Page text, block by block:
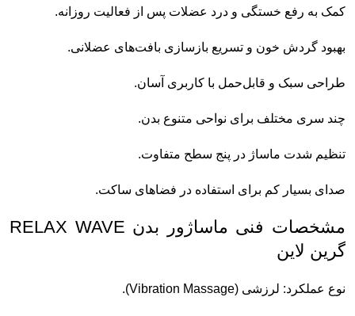
کمک به رفع خستگی و درد عضلات پس از فعالیت روزانه.
بهبود گردش خون و تسریع بازسازی بافت‌های عضلانی.
طراحی سبک و قابل‌حمل با کاربری آسان.
چند سری مختلف برای نواحی متنوع بدن.
تنظیم شدت ماساژ در پنج سطح متفاوت.
صدای بسیار کم برای استفاده در فضاهای ساکت.
مشخصات فنی ماساژور بدن RELAX WAVE
گرین لاین
نوع عملکرد: لرزشی (Vibration Massage).